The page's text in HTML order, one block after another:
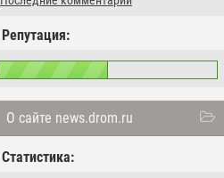
Репутация:
О сайте news.drom.ru
Статистика: